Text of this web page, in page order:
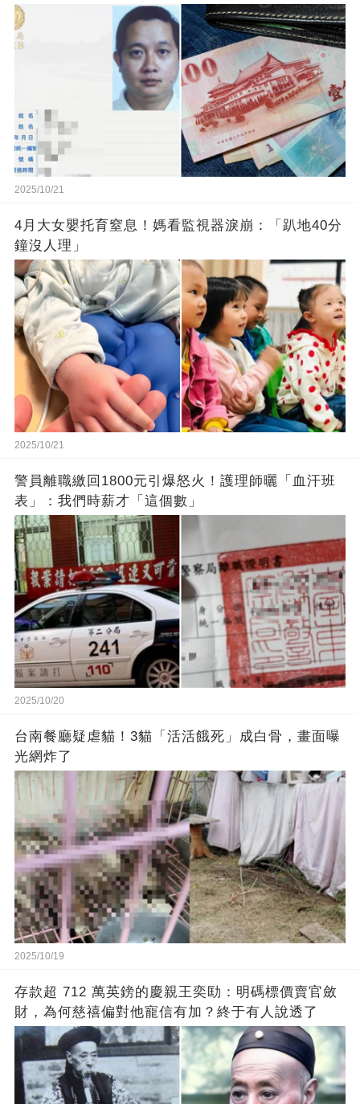
2025/10/21
4月大女嬰托育窒息！媽看監視器淚崩：「趴地40分
鐘沒人理」
2025/10/21
警員離職繳回1800元引爆怒火！護理師曬「血汗班
表」：我們時薪才「這個數」
2025/10/20
台南餐廳疑虐貓！3貓「活活餓死」成白骨，畫面曝
光網炸了
2025/10/19
存款超 712 萬英鎊的慶親王奕劻：明碼標價賣官斂
財，為何慈禧偏對他寵信有加？終于有人說透了